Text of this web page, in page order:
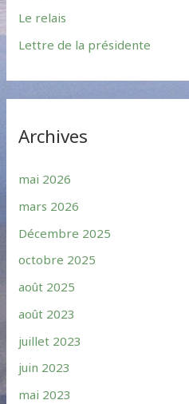
Le relais
Lettre de la présidente
Archives
mai 2026
mars 2026
Décembre 2025
octobre 2025
août 2025
août 2023
juillet 2023
juin 2023
mai 2023